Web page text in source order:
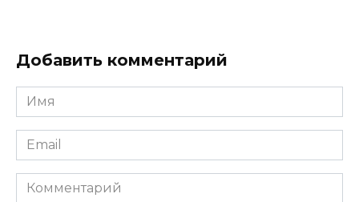
Добавить комментарий
Имя
*
Email
*
Комментарий